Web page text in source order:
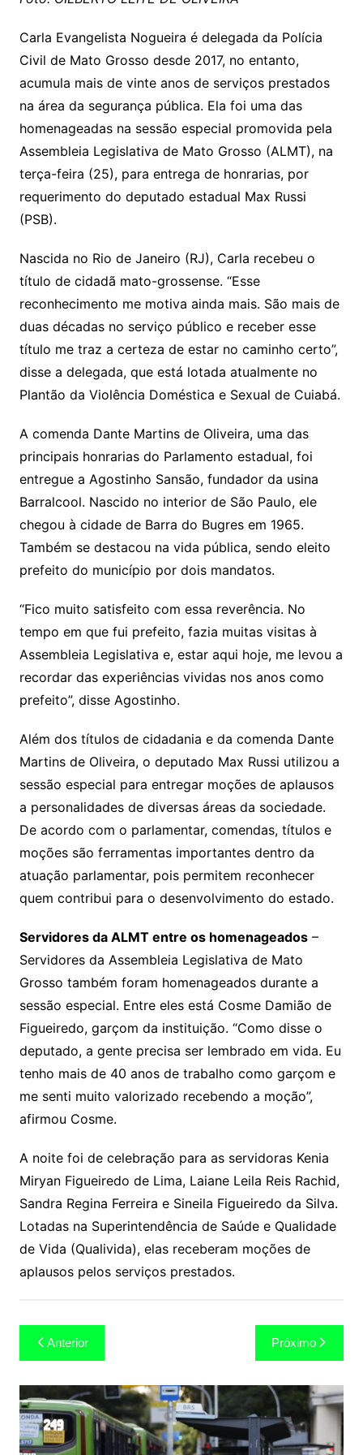
s
sr
o
o
m
e o
m
ai
l
Carla Evangelista Nogueira é delegada da Polícia
Civil de Mato Grosso desde 2017, no entanto,
acumula mais de vinte anos de serviços prestados
na área da segurança pública. Ela foi uma das
homenageadas na sessão especial promovida pela
Assembleia Legislativa de Mato Grosso (ALMT), na
terça-feira (25), para entrega de honrarias, por
requerimento do deputado estadual Max Russi
(PSB).
Nascida no Rio de Janeiro (RJ), Carla recebeu o
título de cidadã mato-grossense. “Esse
reconhecimento me motiva ainda mais. São mais de
duas décadas no serviço público e receber esse
título me traz a certeza de estar no caminho certo”,
disse a delegada, que está lotada atualmente no
Plantão da Violência Doméstica e Sexual de Cuiabá.
A comenda Dante Martins de Oliveira, uma das
principais honrarias do Parlamento estadual, foi
entregue a Agostinho Sansão, fundador da usina
Barralcool. Nascido no interior de São Paulo, ele
chegou à cidade de Barra do Bugres em 1965.
Também se destacou na vida pública, sendo eleito
prefeito do município por dois mandatos.
“Fico muito satisfeito com essa reverência. No
tempo em que fui prefeito, fazia muitas visitas à
Assembleia Legislativa e, estar aqui hoje, me levou a
recordar das experiências vividas nos anos como
prefeito”, disse Agostinho.
Além dos títulos de cidadania e da comenda Dante
Martins de Oliveira, o deputado Max Russi utilizou a
sessão especial para entregar moções de aplausos
a personalidades de diversas áreas da sociedade.
De acordo com o parlamentar, comendas, títulos e
moções são ferramentas importantes dentro da
atuação parlamentar, pois permitem reconhecer
quem contribui para o desenvolvimento do estado.
Servidores da ALMT entre os homenageados–
Servidores da Assembleia Legislativa de Mato
Grosso também foram homenageados durante a
sessão especial. Entre eles está Cosme Damião de
Figueiredo, garçom da instituição. “Como disse o
deputado, a gente precisa ser lembrado em vida. Eu
tenho mais de 40 anos de trabalho como garçom e
me senti muito valorizado recebendo a moção”,
afirmou Cosme.
A noite foi de celebração para as servidoras Kenia
Miryan Figueiredo de Lima, Laiane Leila Reis Rachid,
Sandra Regina Ferreira e Sineila Figueiredo da Silva.
Lotadas na Superintendência de Saúde e Qualidade
de Vida (Qualivida), elas receberam moções de
aplausos pelos serviços prestados.
Navegação
de
Post
Anterior Próximo